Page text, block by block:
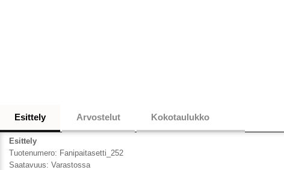
Esittely Arvostelut Kokotaulukko
Esittely
Tuotenumero: Fanipaitasetti_252
Saatavuus: Varastossa